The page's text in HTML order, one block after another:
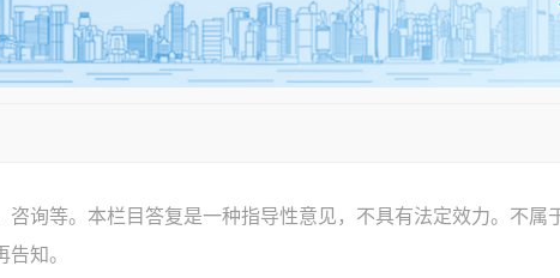
询等。本栏目答复是一种指导性意见，不具有法定效力。不属
知。